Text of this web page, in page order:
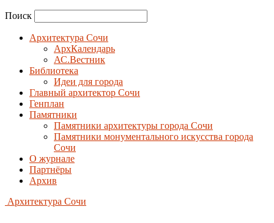
Поиск
Архитектура Сочи
АрхКалендарь
АС.Вестник
Библиотека
Идеи для города
Главный архитектор Сочи
Генплан
Памятники
Памятники архитектуры города Сочи
Памятники монументального искусства города
Сочи
О журнале
Партнёры
Архив
Архитектура Сочи